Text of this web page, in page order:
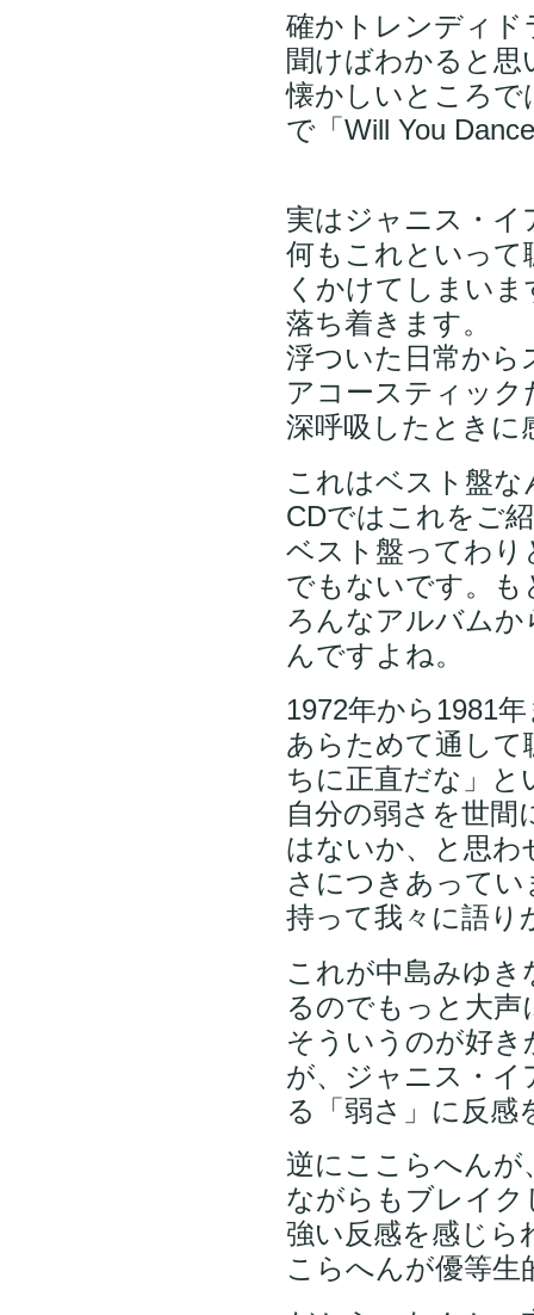
確かトレンディド
聞けばわかると思
懐かしいところで
で「Will You
実はジャニス・
何もこれといっ
くかけてしまいま
落ち着きます。
浮ついた日常から
アコースティッ
深呼吸したときに
これはベスト盤
CDではこれをご
ベスト盤ってわり
でもないです。
ろんなアルバム
んですよね。
1972年から1981
あらためて通して
ちに正直だな」と
自分の弱さを世
はないか、と思わ
さにつきあって
持って我々に語り
これが中島みゆ
るのでもっと大
そういうのが好
が、ジャニス・
る「弱さ」に反感
逆にここらへんが
ながらもブレイ
強い反感を感じら
こらへんが優等